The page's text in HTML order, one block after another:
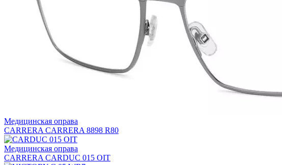
Медицинская оправа
CARRERA CARRERA 8898 R80
Медицинская оправа
CARRERA CARDUC 015 OIT